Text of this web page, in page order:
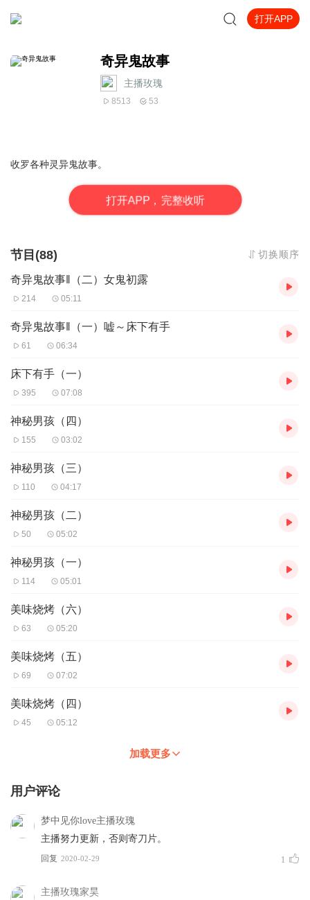
打开APP
奇异鬼故事
主播玫瑰
8513 53
收罗各种灵异鬼故事。
打开APP，完整收听
节目(88) 切换顺序
奇异鬼故事‖（二）女鬼初露
214 05:11
奇异鬼故事‖（一）嘘～床下有手
61 06:34
床下有手（一）
395 07:08
神秘男孩（四）
155 03:02
神秘男孩（三）
110 04:17
神秘男孩（二）
50 05:02
神秘男孩（一）
114 05:01
美味烧烤（六）
63 05:20
美味烧烤（五）
69 07:02
美味烧烤（四）
45 05:12
加载更多
用户评论
梦中见你love主播玫瑰
主播努力更新，否则寄刀片。
回复 2020-02-29 1
主播玫瑰家昊